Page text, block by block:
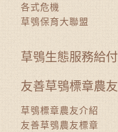
各式危機
草鴞保育大聯盟
草鴞生態服務給付
友善草鴞標章農友
草鴞標章農友介紹
友善草鴞農友標章